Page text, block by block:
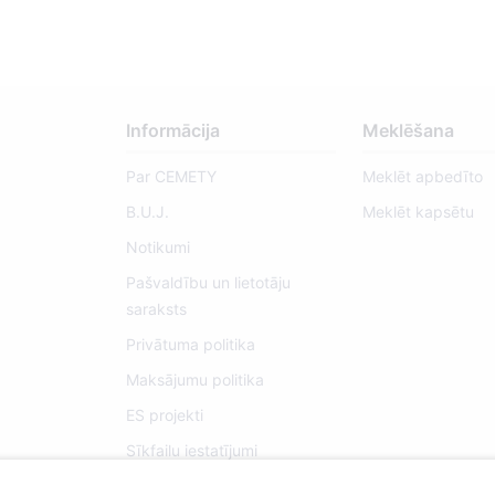
Informācija
Par CEMETY
B.U.J.
Notikumi
Pašvaldību un lietotāju
saraksts
Privātuma politika
Maksājumu politika
ES projekti
Sīkfailu iestatījumi
Meklēšana
Meklēt apbedīto
Meklēt kapsētu